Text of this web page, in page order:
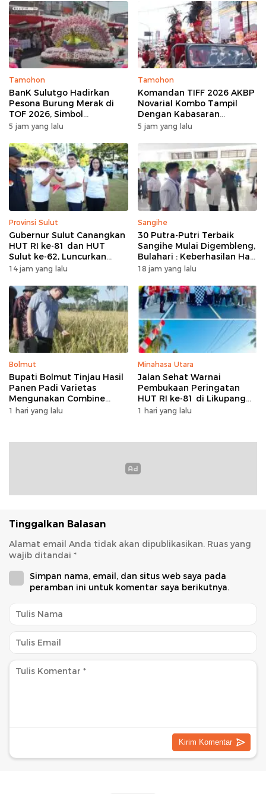
Tamohon
BanK Sulutgo Hadirkan
Pesona Burung Merak di
TOF 2026, Simbol
Keagungan Dan
5 jam yang lalu
Tamohon
Komandan TIFF 2026 AKBP
Novarial Kombo Tampil
Dengan Kabasaran
Minahasa, Padukan Tugas
5 jam yang lalu
Provinsi Sulut
Gubernur Sulut Canangkan
HUT RI ke-81 dan HUT
Sulut ke-62, Luncurkan
Program Keringanan Pajak
Kelapa
14 jam yang lalu
Sangihe
30 Putra-Putri Terbaik
Sangihe Mulai Digembleng,
Bulahari : Keberhasilan Hari
Ini Bukan Garis Akhir Tapi
18 jam yang lalu
Bolmut
Bupati Bolmut Tinjau Hasil
Panen Padi Varietas
Mengunakan Combine
Harvester
1 hari yang lalu
Minahasa Utara
Jalan Sehat Warnai
Pembukaan Peringatan
HUT RI ke-81 di Likupang
Barat
1 hari yang lalu
Tinggalkan Balasan
Alamat email Anda tidak akan dipublikasikan. Ruas yang
wajib ditandai *
Simpan nama, email, dan situs web saya pada
peramban ini untuk komentar saya berikutnya.